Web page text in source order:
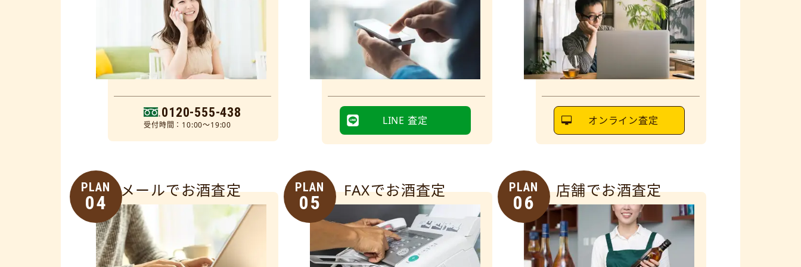
0120-555-438
受付時間：10:00～19:00 LINE 査定 オンライン査定
PLAN
04
メールでお酒査定 PLAN
05
FAXでお酒査定 PLAN
06
店舗でお酒査定